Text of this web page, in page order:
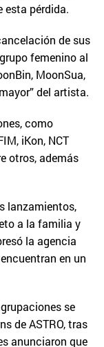
esta pérdida.
de sus
femenino al
MoonSua,
del artista.
como
iKon, NCT
otros, además
lanzamientos,
a la familia y
la agencia
en un
se
de ASTRO, tras
anunciaron que